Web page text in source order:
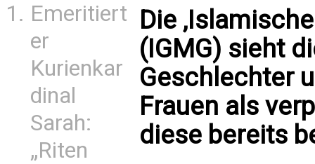
Emeritiert
er
Kurienkar
dinal
Sarah:
„Riten
Die
(IGMG) sieht
Geschlechter
Frauen als
diese bereits